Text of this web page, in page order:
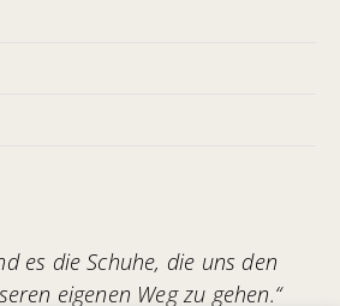
es die Schuhe, die uns den
eigenen Weg zu gehen.“